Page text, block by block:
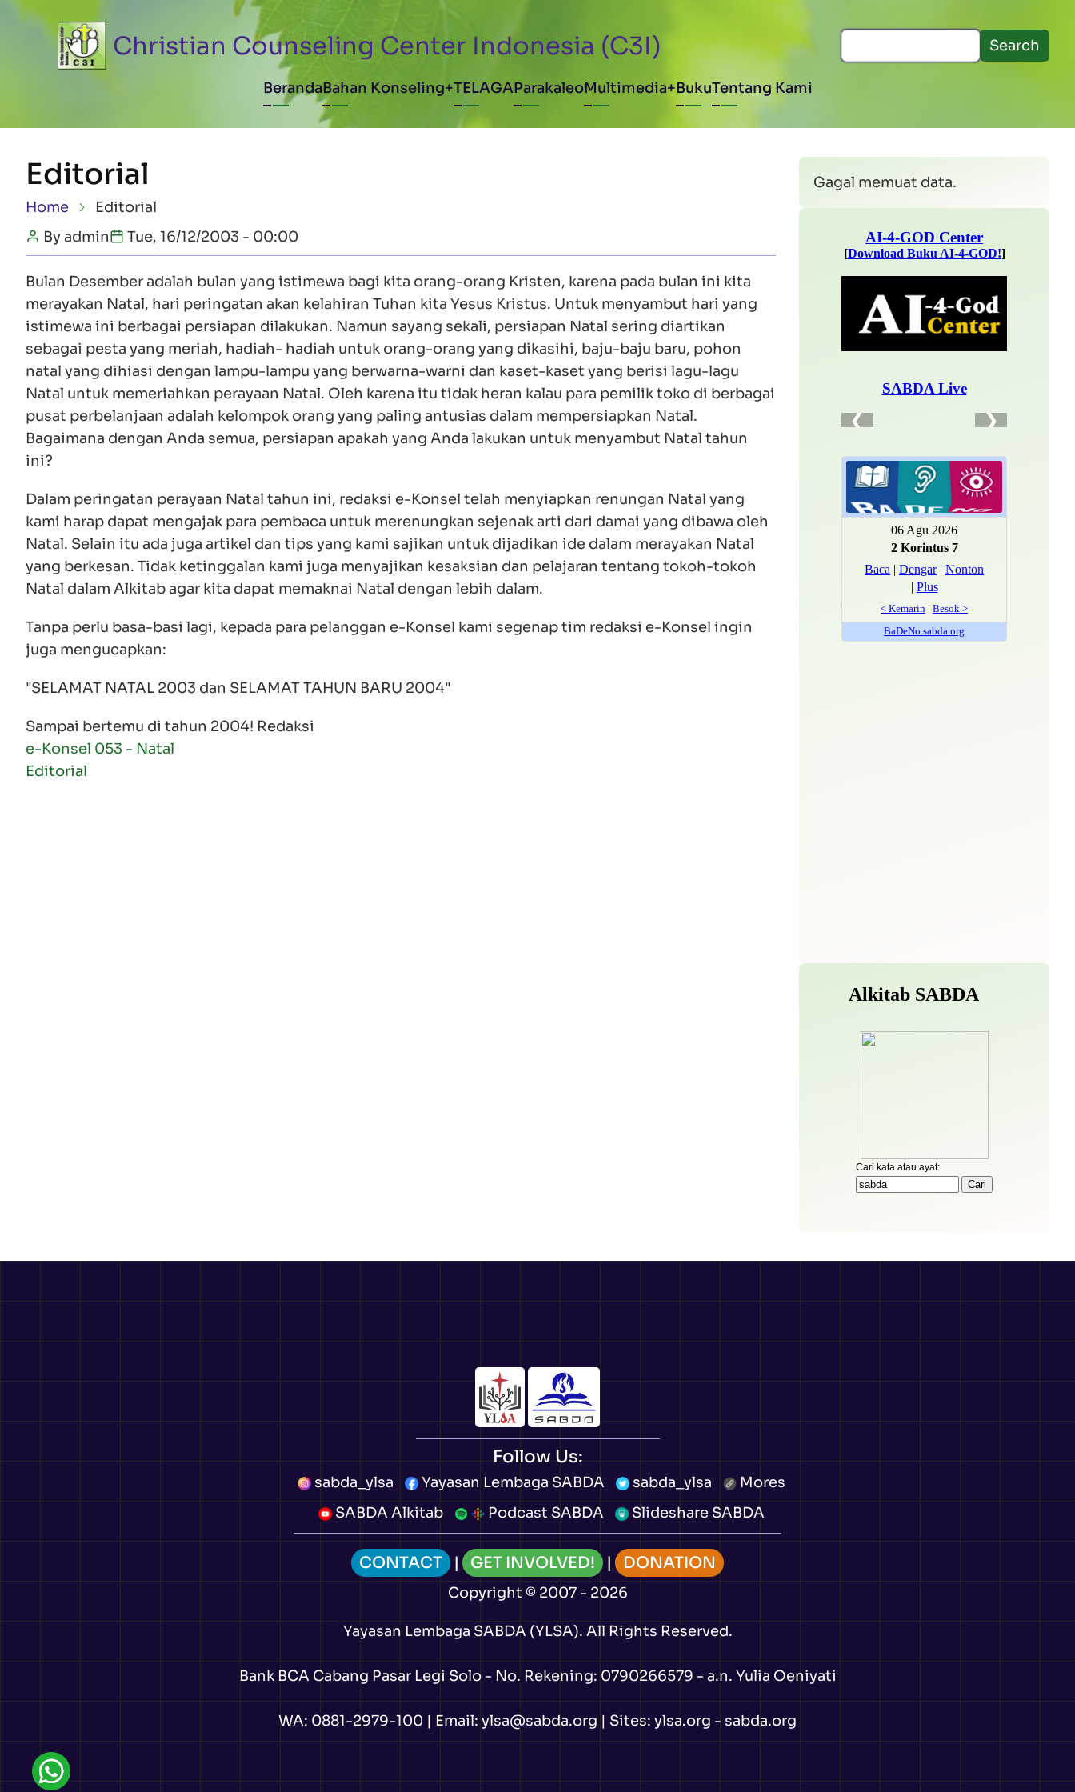
Skip to main content
Christian Counseling Center Indonesia (C3I) Search
Main navigation
BerandaBahan Konseling TELAGAParakaleoMultimedia BukuTentang Kami
Editorial
Breadcrumb
Home
Editorial
Byadmin Tue, 16/12/2003 - 00:00
Bulan Desember adalah bulan yang istimewa bagi kita orang-orang Kristen, karena pada bulan ini kita
merayakan Natal, hari peringatan akan kelahiran Tuhan kita Yesus Kristus. Untuk menyambut hari yang
istimewa ini berbagai persiapan dilakukan. Namun sayang sekali, persiapan Natal sering diartikan
sebagai pesta yang meriah, hadiah- hadiah untuk orang-orang yang dikasihi, baju-baju baru, pohon
natal yang dihiasi dengan lampu-lampu yang berwarna-warni dan kaset-kaset yang berisi lagu-lagu
Natal untuk memeriahkan perayaan Natal. Oleh karena itu tidak heran kalau para pemilik toko di berbagai
pusat perbelanjaan adalah kelompok orang yang paling antusias dalam mempersiapkan Natal.
Bagaimana dengan Anda semua, persiapan apakah yang Anda lakukan untuk menyambut Natal tahun
ini?
Dalam peringatan perayaan Natal tahun ini, redaksi e-Konsel telah menyiapkan renungan Natal yang
kami harap dapat mengajak para pembaca untuk merenungkan sejenak arti dari damai yang dibawa oleh
Natal. Selain itu ada juga artikel dan tips yang kami sajikan untuk dijadikan ide dalam merayakan Natal
yang berkesan. Tidak ketinggalan kami juga menyajikan kesaksian dan pelajaran tentang tokoh-tokoh
Natal dalam Alkitab agar kita dapat memaknai Natal dengan lebih dalam.
Tanpa perlu basa-basi lagi, kepada para pelanggan e-Konsel kami segenap tim redaksi e-Konsel ingin
juga mengucapkan:
"SELAMAT NATAL 2003 dan SELAMAT TAHUN BARU 2004"
Sampai bertemu di tahun 2004! Redaksi
e-Konsel 053 - Natal
Editorial
Gagal memuat data.
Follow Us:
sabda_ylsa Yayasan Lembaga SABDA sabda_ylsa
Mores
SABDA Alkitab
Podcast SABDA Slideshare SABDA
CONTACT | GET INVOLVED! | DONATION
Copyright © 2007 - 2026
Yayasan Lembaga SABDA (YLSA). All Rights Reserved.
Bank BCA Cabang Pasar Legi Solo - No. Rekening: 0790266579 - a.n. Yulia Oeniyati
WA: 0881-2979-100 | Email: ylsa@sabda.org | Sites: ylsa.org - sabda.org